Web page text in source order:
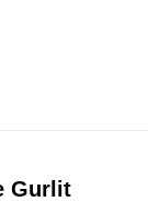
Gurlit